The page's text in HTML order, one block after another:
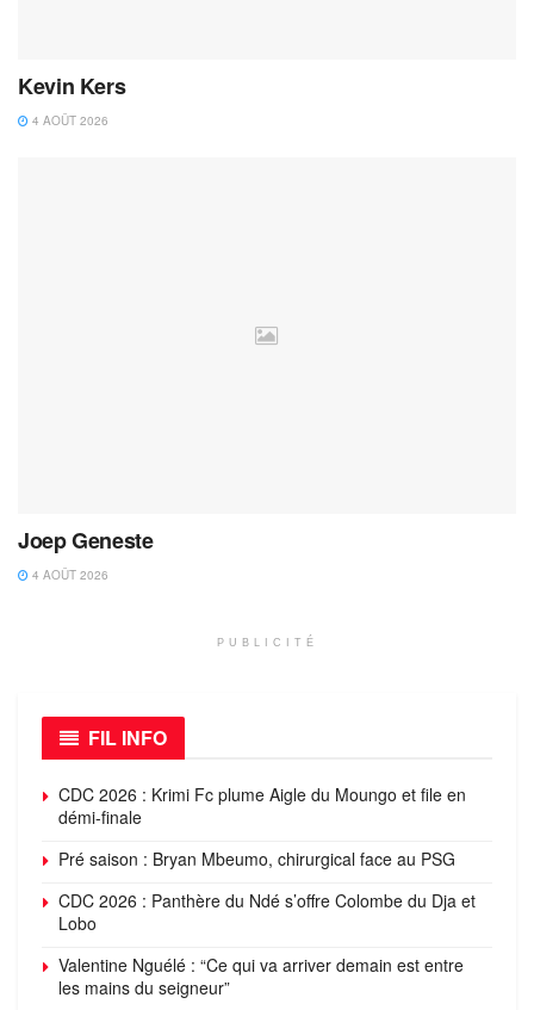
Kevin Kers
4 AOÛT 2026
Joep Geneste
4 AOÛT 2026
PUBLICITÉ
FIL INFO
CDC 2026 : Krimi Fc plume Aigle du Moungo et file en
démi-finale
Pré saison : Bryan Mbeumo, chirurgical face au PSG
CDC 2026 : Panthère du Ndé s’offre Colombe du Dja et
Lobo
Valentine Nguélé : “Ce qui va arriver demain est entre
les mains du seigneur”